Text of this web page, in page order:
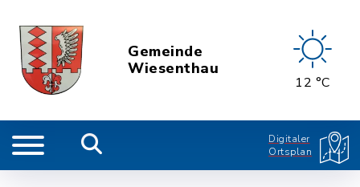
Gemeinde
Wiesenthau
12 °C
Digitaler
Ortsplan